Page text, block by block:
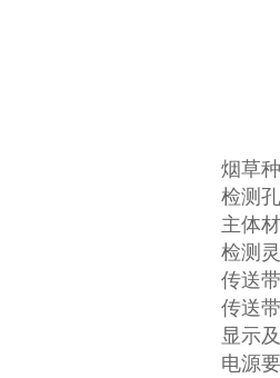
烟草
检测
主体
检测
传送
传送
显示
电源